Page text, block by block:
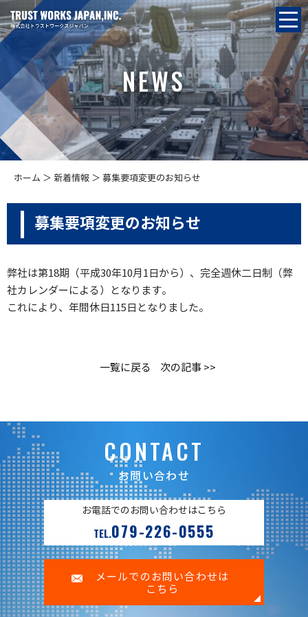
NEWS
ホーム ＞ 新着情報 ＞ 募集要項変更のお知らせ
募集要項変更のお知らせ
弊社は第18期（平成30年10月1日から）、完全週休二日制（弊
社カレンダーによる）となります。
これにより、年間休日115日となりました。
一覧に戻る 次の記事 >>
CONTACT
お問い合わせ
お電話でのお問い合わせはこちら
TEL.079-226-0555
メールでのお問い合わせは
こちら